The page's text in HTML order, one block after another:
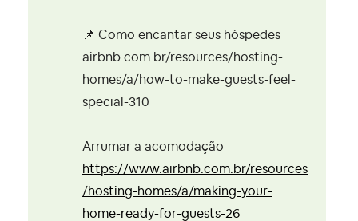
📌 Como encantar seus hóspedes
airbnb.com.br/resources/hosting-
homes/a/how-to-make-guests-feel-
special-310
Arrumar a acomodação
https://www.airbnb.com.br/resources
/hosting-homes/a/making-your-
home-ready-for-guests-26